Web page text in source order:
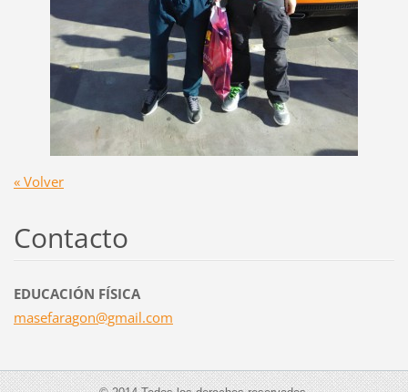
« Volver
Contacto
EDUCACIÓN FÍSICA
masefaragon@gmail.com